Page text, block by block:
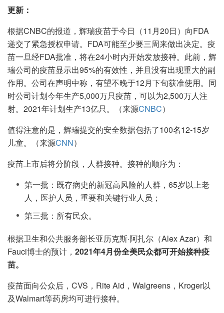
更新：
根据CNBC的报道，辉瑞疫苗于今日（11月20日）向FDA
递交了紧急授权申请。FDA可能至少要三周来做出决定。疫
苗一旦经FDA批准，将在24小时内开始发放接种。此前，辉
瑞公司的疫苗显示出95%的有效性，并且没有出现重大的副
作用。公司在声明中称，有望不晚于12月下旬获准使用。同
时公司计划今年生产5,000万只疫苗，可以为2,500万人注
射。2021年计划生产13亿只。（来源CNBC）
值得注意的是，辉瑞提交的安全数据包括了100名12-15岁
儿童。（来源CNN）
疫苗上市后将分阶段，人群接种。接种的顺序为：
第一批：既存病史的新冠高风险的人群，65岁以上老
人，医护人员，重要和关键行业人员；
第三批：所有民众。
根据卫生和公共服务部长亚历克斯·阿扎尔（Alex Azar）和
Fauci博士的预计， 2021年4月份全美民众都可开始接种疫
苗。
疫苗面向公众后，CVS，Rite Aid，Walgreens，Kroger以
及Walmart等药房均可进行接种。